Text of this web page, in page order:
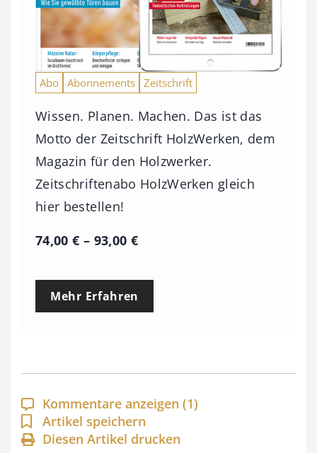
Abo Abonnements Zeitschrift
Wissen. Planen. Machen. Das ist das
Motto der Zeitschrift HolzWerken, dem
Magazin für den Holzwerker.
Zeitschriftenabo HolzWerken gleich
hier bestellen!
74,00€ – 93,00 €P
e
p
a
n
n
Mehr Erfahren
Kommentare anzeigen (1)
Artikel speichern
Diesen Artikel drucken